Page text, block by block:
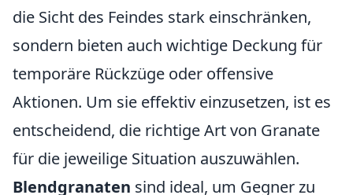
die Sicht des Feindes stark einschränken,
sondern bieten auch wichtige Deckung für
temporäre Rückzüge oder offensive
Aktionen. Um sie effektiv einzusetzen, ist es
entscheidend, die richtige Art von Granate
für die jeweilige Situation auszuwählen.
Blendgranaten sind ideal, um Gegner zu